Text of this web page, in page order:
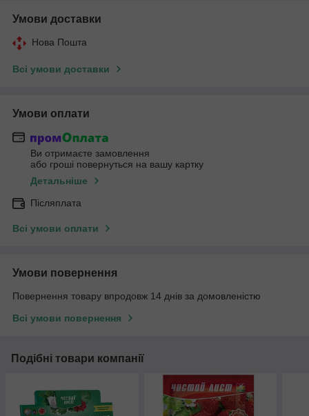
Умови доставки
Нова Пошта
Всі умови доставки
Умови оплати
Ви отримаєте замовлення
або гроші повернуться на вашу картку
Детальніше
Післяплата
Всі умови оплати
Умови повернення
Повернення товару впродовж 14 днів за домовленістю
Всі умови повернення
Подібні товари компанії